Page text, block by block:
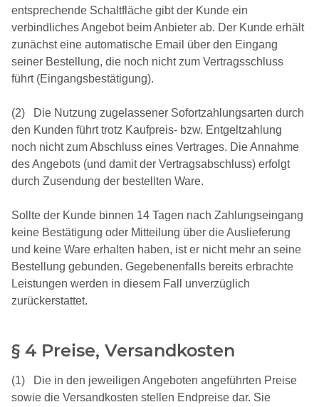
entsprechende Schaltfläche gibt der Kunde ein
verbindliches Angebot beim Anbieter ab. Der Kunde erhält
zunächst eine automatische Email über den Eingang
seiner Bestellung, die noch nicht zum Vertragsschluss
führt (Eingangsbestätigung).
(2) Die Nutzung zugelassener Sofortzahlungsarten durch
den Kunden führt trotz Kaufpreis- bzw. Entgeltzahlung
noch nicht zum Abschluss eines Vertrages. Die Annahme
des Angebots (und damit der Vertragsabschluss) erfolgt
durch Zusendung der bestellten Ware.
Sollte der Kunde binnen 14 Tagen nach Zahlungseingang
keine Bestätigung oder Mitteilung über die Auslieferung
und keine Ware erhalten haben, ist er nicht mehr an seine
Bestellung gebunden. Gegebenenfalls bereits erbrachte
Leistungen werden in diesem Fall unverzüglich
zurückerstattet.
§ 4 Preise, Versandkosten
(1) Die in den jeweiligen Angeboten angeführten Preise
sowie die Versandkosten stellen Endpreise dar. Sie